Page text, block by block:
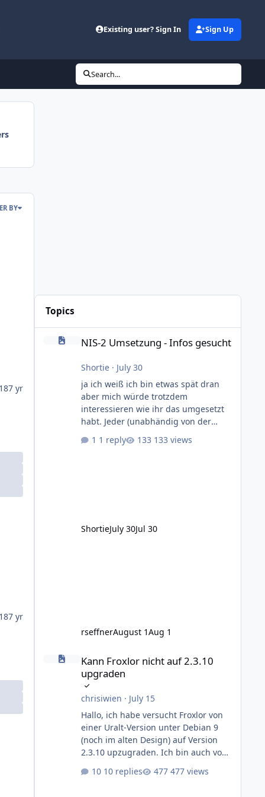
Existing user? Sign In Sign Up
Search...
BY
7 yr
7 yr
Topics
NIS-2 Umsetzung - Infos gesucht
Shortie· July 30
ja ich weiß ich bin etwas spät dran
aber mich würde trotzdem
interessieren wie ihr das umgesetzt
habt. Jeder (unabhändig von der
DNS für seine Kundendomains
Dinge wie Registrierungspflicht beim
1 reply 133 views
ShortieJuly 30Jul 30
rseffnerAugust 1Aug 1
Kann Froxlor nicht auf 2.3.10 upgraden
Kann Froxlor nicht auf 2.3.10
upgraden
chrisiwien · July 15
Hallo, ich habe versucht Froxlor von
einer Uralt-Version unter Debian 9
(noch im alten Design) auf Version
2.3.10 upzugraden. Ich bin auch von
Bookworm gesprungen, das ging
10 replies 477 views